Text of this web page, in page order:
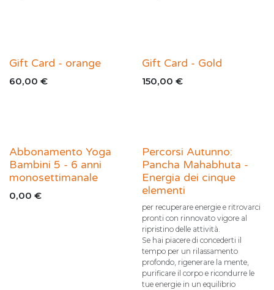
Gift Card - orange
60,00 €
Gift Card - Gold
150,00 €
Abbonamento Yoga
Bambini 5 - 6 anni
monosettimanale
0,00 €
Percorsi Autunno:
Pancha Mahabhuta -
Energia dei cinque
elementi
per recuperare energie e ritrovarci
pronti con rinnovato vigore al
ripristino delle attività.
Se hai piacere di concederti il
tempo per un rilassamento
profondo, rigenerare la mente,
purificare il corpo e ricondurre le
tue energie in un equilibrio